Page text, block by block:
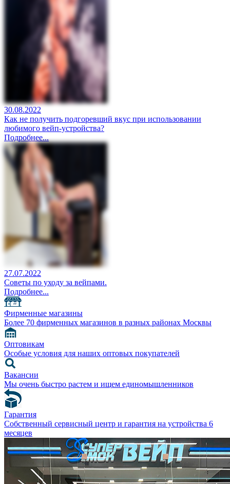
30.08.2022
Как не получить подгоревший вкус при использовании
любимого вейп-устройства?
Подробнее...
27.07.2022
Советы по уходу за вейпами.
Подробнее...
Фирменные магазины
Более 70 фирменных магазинов в разных районах Москвы
Оптовикам
Особые условия для наших оптовых покупателей
Вакансии
Мы очень быстро растем и ищем единомышленников
Гарантия
Собственный сервисный центр и гарантия на устройства 6
месяцев